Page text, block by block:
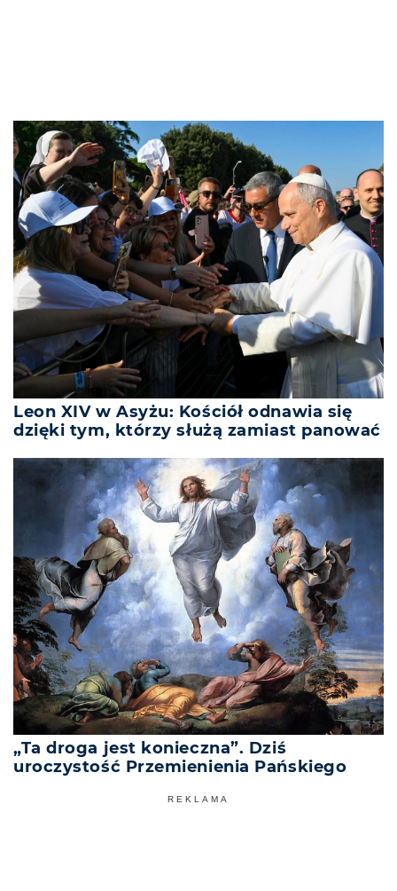
Leon XIV w Asyżu: Kościół odnawia się
dzięki tym, którzy służą zamiast panować
„Ta droga jest konieczna”. Dziś
uroczystość Przemienienia Pańskiego
REKLAMA